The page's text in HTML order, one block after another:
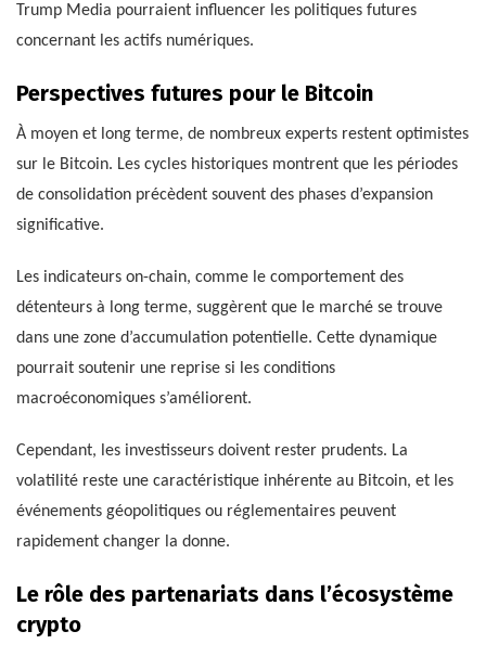
Trump Media pourraient influencer les politiques futures
concernant les actifs numériques.
Perspectives futures pour le Bitcoin
À moyen et long terme, de nombreux experts restent optimistes
sur le Bitcoin. Les cycles historiques montrent que les périodes
de consolidation précèdent souvent des phases d’expansion
significative.
Les indicateurs on-chain, comme le comportement des
détenteurs à long terme, suggèrent que le marché se trouve
dans une zone d’accumulation potentielle. Cette dynamique
pourrait soutenir une reprise si les conditions
macroéconomiques s’améliorent.
Cependant, les investisseurs doivent rester prudents. La
volatilité reste une caractéristique inhérente au Bitcoin, et les
événements géopolitiques ou réglementaires peuvent
rapidement changer la donne.
Le rôle des partenariats dans l’écosystème
crypto